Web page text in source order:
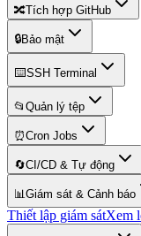
🔀Tích hợp GitHub
🔒Bảo mật
⌨️SSH Terminal
📂 Quản lý tệp
⏰Cron Jobs
🔄CI/CD & Tự động
📊Giám sát & Cảnh báo
Thiết lập giám sátXem